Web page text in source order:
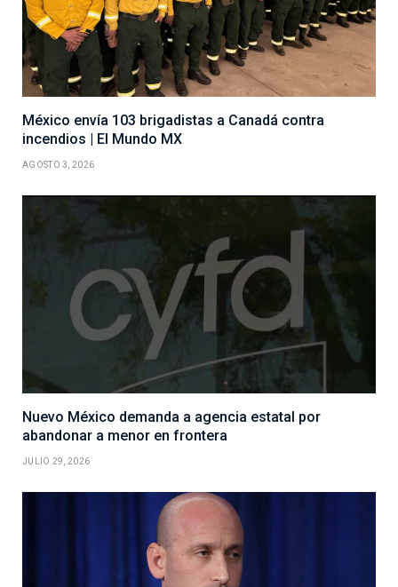
México envía 103 brigadistas a Canadá contra
incendios | El Mundo MX
AGOSTO 3, 2026
Nuevo México demanda a agencia estatal por
abandonar a menor en frontera
JULIO 29, 2026